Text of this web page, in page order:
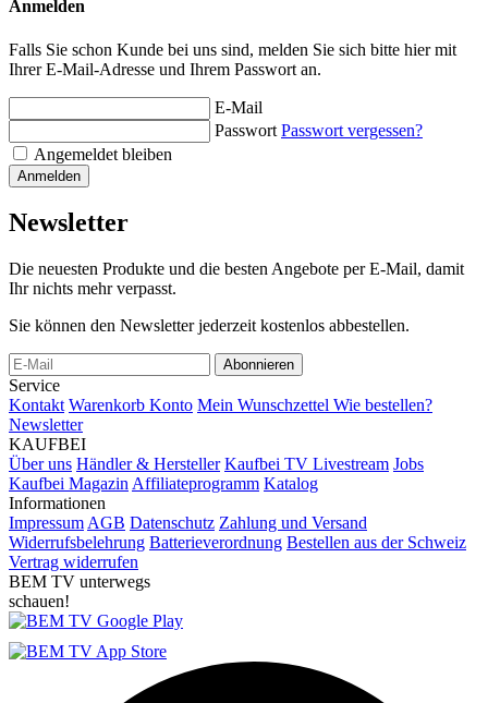
Anmelden
Falls Sie schon Kunde bei uns sind, melden Sie sich bitte hier mit
Ihrer E-Mail-Adresse und Ihrem Passwort an.
E-Mail
Passwort Passwort vergessen?
Angemeldet bleiben
Anmelden
Newsletter
Die neuesten Produkte und die besten Angebote per E-Mail, damit
Ihr nichts mehr verpasst.
Sie können den Newsletter jederzeit kostenlos abbestellen.
Abonnieren
Service
Kontakt Warenkorb Konto Mein Wunschzettel Wie bestellen?
Newsletter
KAUFBEI
Über uns Händler & Hersteller Kaufbei TV Livestream Jobs
Kaufbei Magazin Affiliateprogramm Katalog
Informationen
Impressum AGB Datenschutz Zahlung und Versand
Widerrufsbelehrung Batterieverordnung Bestellen aus der Schweiz
Vertrag widerrufen
BEM TV unterwegs
schauen!